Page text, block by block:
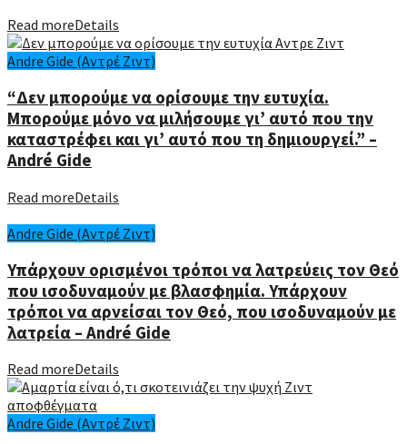
Read moreDetails
Andre Gide (Αντρέ Ζιντ)
“Δεν μπορούμε να ορίσουμε την ευτυχία.
Μπορούμε μόνο να μιλήσουμε γι’ αυτό που την
καταστρέφει και γι’ αυτό που τη δημιουργεί.” –
André Gide
Read moreDetails
Andre Gide (Αντρέ Ζιντ)
Υπάρχουν ορισμένοι τρόποι να λατρεύεις τον Θεό
που ισοδυναμούν με βλασφημία. Υπάρχουν
τρόποι να αρνείσαι τον Θεό, που ισοδυναμούν με
λατρεία – André Gide
Read moreDetails
Andre Gide (Αντρέ Ζιντ)